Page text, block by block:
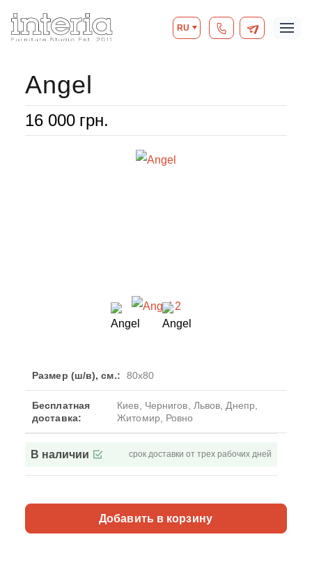
RU
Angel
16 000грн.
Размер (ш/в), см.: 80x80
Бесплатная
доставка:
Киев, Чернигов, Львов, Днепр,
Житомир, Ровно
В наличии срок доставки от трех рабочих дней
Добавить в корзину